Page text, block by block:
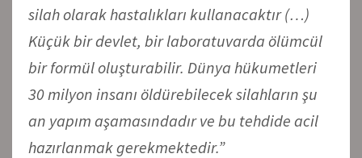
silah olarak hastalıkları kullanacaktır (…)
Küçük bir devlet, bir laboratuvarda ölümcül
bir formül oluşturabilir. Dünya hükumetleri
30 milyon insanı öldürebilecek silahların şu
an yapım aşamasındadır ve bu tehdide acil
hazırlanmak gerekmektedir.”